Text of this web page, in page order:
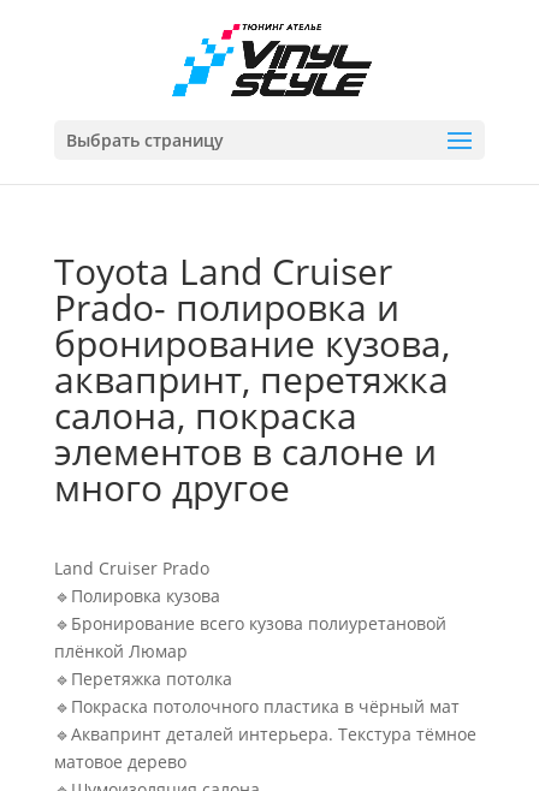
Выбрать страницу
Toyota Land Cruiser
Prado- полировка и
бронирование кузова,
аквапринт, перетяжка
салона, покраска
элементов в салоне и
много другое
Land Cruiser Prado
🔹Полировка кузова
🔹Бронирование всего кузова полиуретановой
плёнкой Люмар
🔹Перетяжка потолка
🔹Покраска потолочного пластика в чёрный мат
🔹Аквапринт деталей интерьера. Текстура тёмное
матовое дерево